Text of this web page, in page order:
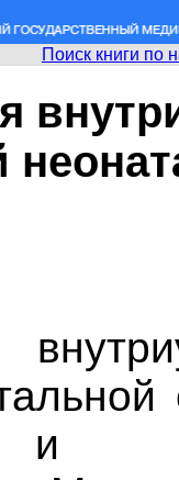
Поиск книги по